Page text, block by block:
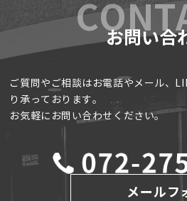
お問い合
ご質問やご相談はお電話やメール、
り承っております。
お気軽にお問い合わせください。
メールフ